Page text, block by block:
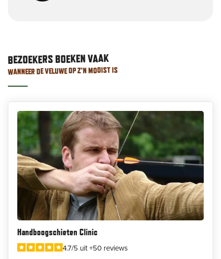
BEZOEKERS BOEKEN VAAK
WANNEER DE VELUWE OP Z'N MOOIST IS
Handboogschieten Clinic
4.7/5 uit +50 reviews